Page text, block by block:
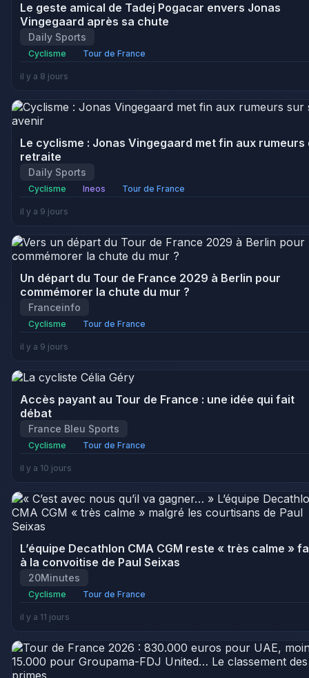
Le geste amical de Tadej Pogacar envers Jonas
Vingegaard après sa chute
Daily Sports
Cyclisme Tour de France
il y a 8 jours
Le cyclisme : Jonas Vingegaard met fin aux rumeurs
retraite
Daily Sports
Cyclisme Ineos Tour de France
il y a 9 jours
Un départ du Tour de France 2029 à Berlin pour
commémorer la chute du mur ?
Franceinfo
Cyclisme Tour de France
il y a 9 jours
Accès payant au Tour de France : une idée qui fait
débat
France Bleu Sports
Cyclisme Tour de France
il y a 10 jours
L’équipe Decathlon CMA CGM reste « très calme »
à la convoitise de Paul Seixas
20Minutes
Cyclisme Tour de France
il y a 11 jours